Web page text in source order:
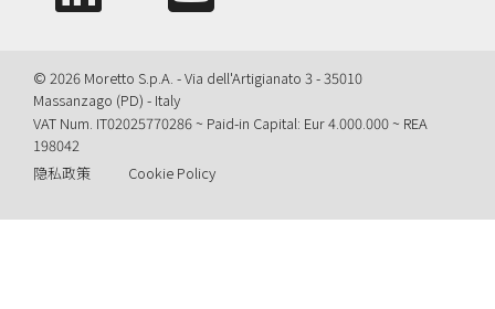
© 2026 Moretto S.p.A. - Via dell'Artigianato 3 - 35010
Massanzago (PD) - Italy
VAT Num. IT02025770286 ~ Paid-in Capital: Eur 4.000.000 ~ REA
198042
隐私政策
Cookie Policy